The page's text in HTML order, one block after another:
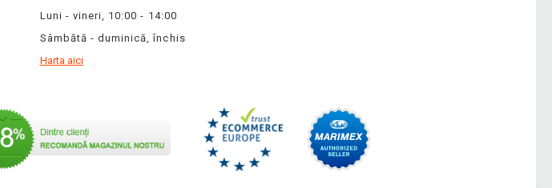
Luni - vineri, 10:00 - 14:00
Sâmbătă - duminică, închis
Harta aici